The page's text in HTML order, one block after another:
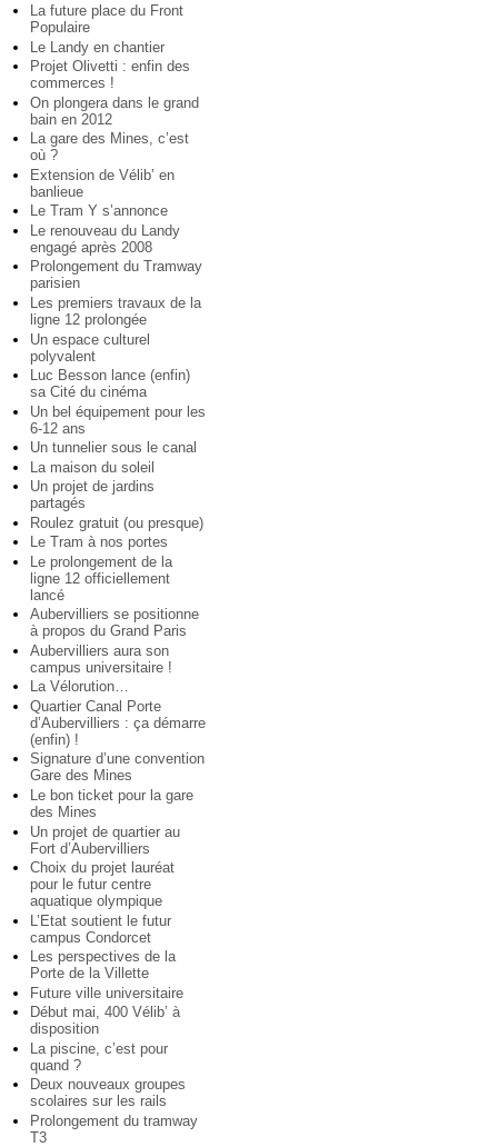
La future place du Front
Populaire
Le Landy en chantier
Projet Olivetti : enfin des
commerces !
On plongera dans le grand
bain en 2012
La gare des Mines, c’est
où ?
Extension de Vélib’ en
banlieue
Le Tram Y s’annonce
Le renouveau du Landy
engagé après 2008
Prolongement du Tramway
parisien
Les premiers travaux de la
ligne 12 prolongée
Un espace culturel
polyvalent
Luc Besson lance (enfin)
sa Cité du cinéma
Un bel équipement pour les
6-12 ans
Un tunnelier sous le canal
La maison du soleil
Un projet de jardins
partagés
Roulez gratuit (ou presque)
Le Tram à nos portes
Le prolongement de la
ligne 12 officiellement
lancé
Aubervilliers se positionne
à propos du Grand Paris
Aubervilliers aura son
campus universitaire !
La Vélorution…
Quartier Canal Porte
d’Aubervilliers : ça démarre
(enfin) !
Signature d’une convention
Gare des Mines
Le bon ticket pour la gare
des Mines
Un projet de quartier au
Fort d’Aubervilliers
Choix du projet lauréat
pour le futur centre
aquatique olympique
L’Etat soutient le futur
campus Condorcet
Les perspectives de la
Porte de la Villette
Future ville universitaire
Début mai, 400 Vélib’ à
disposition
La piscine, c’est pour
quand ?
Deux nouveaux groupes
scolaires sur les rails
Prolongement du tramway
T3